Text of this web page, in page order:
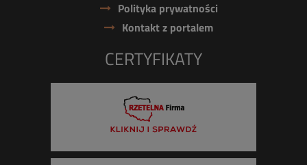
Polityka prywatności
Kontakt z portalem
CERTYFIKATY